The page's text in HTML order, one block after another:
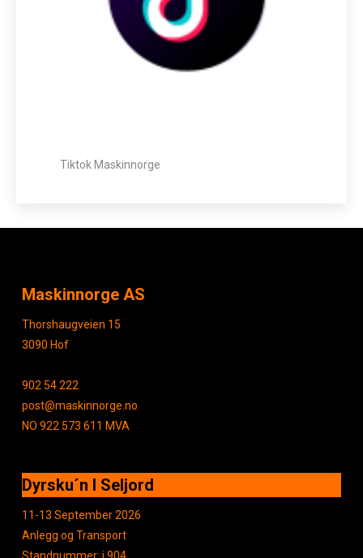
Tiktok Maskinnorge
Maskinnorge AS
Thorshaugveien 15
3090 Hof
902 54 222
post@maskinnorge.no
NO 922 573 611 MVA
Dyrsku´n I Seljord
11-13 September 2026
Anlegg og Transport
Standnummer: i 904